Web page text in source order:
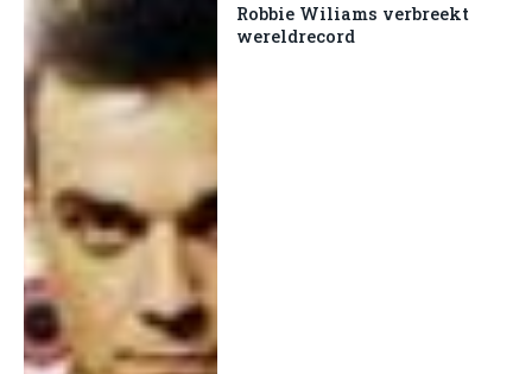
Robbie Wiliams verbreekt
wereldrecord